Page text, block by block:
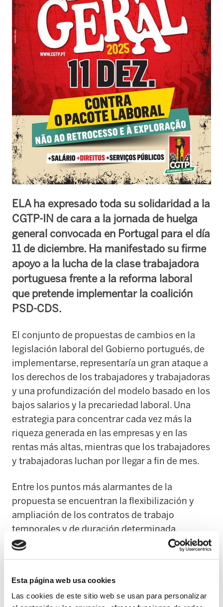
Esta página web usa cookies
Las cookies de este sitio web se usan para personalizar
ELA ha expresado toda su solidaridad a la
CGTP-IN de cara a la jornada de huelga
general convocada en Portugal para el día
11 de diciembre. Ha manifestado su firme
apoyo a la lucha de la clase trabajadora
portuguesa frente a la reforma laboral
que pretende implementar la coalición
PSD-CDS.
El conjunto de propuestas de cambios en la
legislación laboral del Gobierno portugués, de
implementarse, representaría un gran ataque a
los derechos de los trabajadores y trabajadoras
y una profundización del modelo basado en los
bajos salarios y la precariedad laboral. Una
estrategia para concentrar cada vez más la
riqueza generada en las empresas y en las
rentas más altas, mientras que los trabajadores
y trabajadoras luchan por llegar a fin de mes.
Entre los puntos más alarmantes de la
propuesta se encuentran la flexibilización y
ampliación de los contratos de trabajo
temporales y de duración determinada,
permiso para tercerizar puestos de trabajo
después de realizar despidos, la reducción del
que debilitan aún más el régimen de los
trabajadores y trabajadoras de plataformas